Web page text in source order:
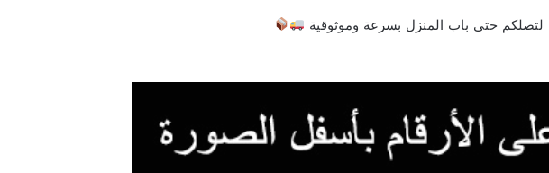
حتى باب المنزل بسرعة وموثوقية